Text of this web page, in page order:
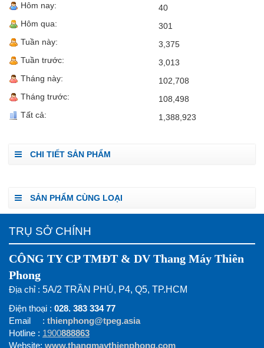
Hôm nay:
40
Hôm qua:
301
Tuần này:
3,375
Tuần trước:
3,013
Tháng này:
102,708
Tháng trước:
108,498
Tất cả:
1,388,923
CHI TIẾT SẢN PHẨM
SẢN PHẨM CÙNG LOẠI
TRỤ SỞ CHÍNH
CÔNG TY CP TMĐT & DV Thang Máy Thiên
Phong
Địa chỉ : 5A/2 TRẦN PHÚ, P4, Q5, TP.HCM
Điện thoại : 028. 383 334 77
Email : thienphong@tpeg.asia
Hotline : 1900888863
Website: www.thangmaythienphong.com